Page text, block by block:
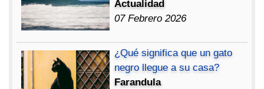
Actualidad
07 Febrero 2026
¿Qué significa que un gato
negro llegue a su casa?
Farandula